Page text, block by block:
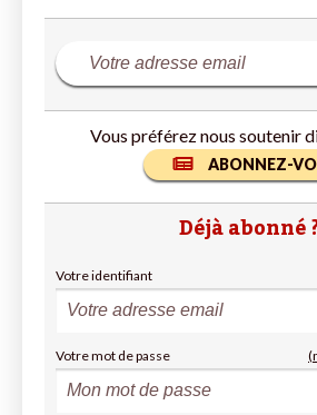
Vous préférez nous soutenir
ABONNEZ-
Déjà abonné
Votre identifiant
Votre mot de passe